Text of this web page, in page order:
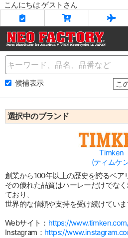
こんにちは ゲストさん
Name
候補表示
選択中のブランド
Timken
(ティムケ
創業から100年以上の歴史を誇るベア
その優れた品質はハーレーだけでな
ており、
世界的な信頼や支持を受け続けていま
Webサイト： https://
Instagram： https://